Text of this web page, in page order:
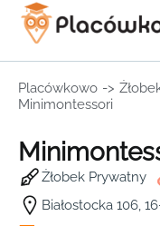
Placówkowo ->
Minimontessori
Żłobek Prywatny
Białostocka 106,